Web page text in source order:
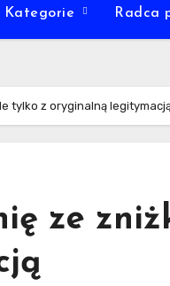
Kategorie Radca
tylko z oryginalną
ze